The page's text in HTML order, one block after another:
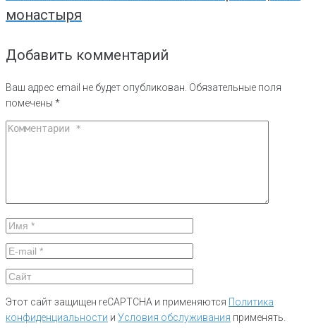
монастыря
Добавить комментарий
Ваш адрес email не будет опубликован. Обязательные поля
помечены *
Этот сайт защищен reCAPTCHA и применяются Политика
конфиденциальности и Условия обслуживания применять.